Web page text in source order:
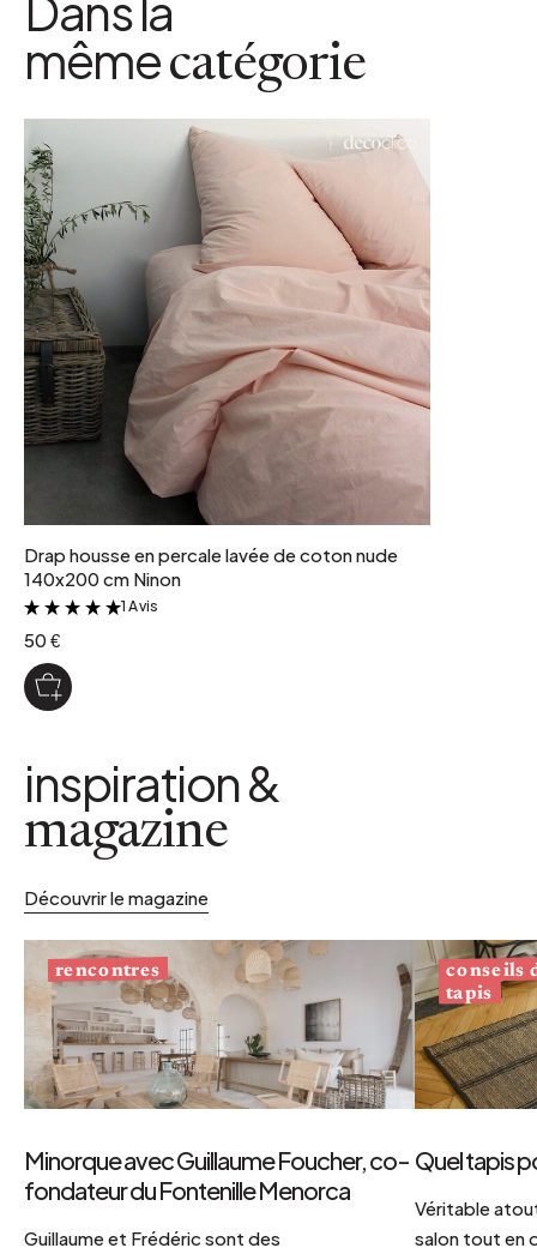
mêmecatégorie
Drap housse en percale lavée de coton nude
140x200 cm Ninon
&
1 Avis
50 €
inspiration &
magazine
Découvrir le magazine
rencontres
Minorque avec Guillaume Foucher, co-
fondateur du Fontenille Menorca
Guillaume et Frédéric sont des
conseils
tapis
Quel tapis
Véritable
salon tout en